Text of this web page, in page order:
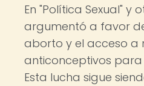
En "Política Sexual" y
argumentó a favor
aborto y el acceso a
anticonceptivos para
Esta lucha sigue